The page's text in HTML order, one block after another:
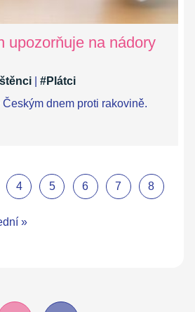
upozorňuje na nádory
#Plátci
dnem proti rakovině.
4 5 6 7 8
»